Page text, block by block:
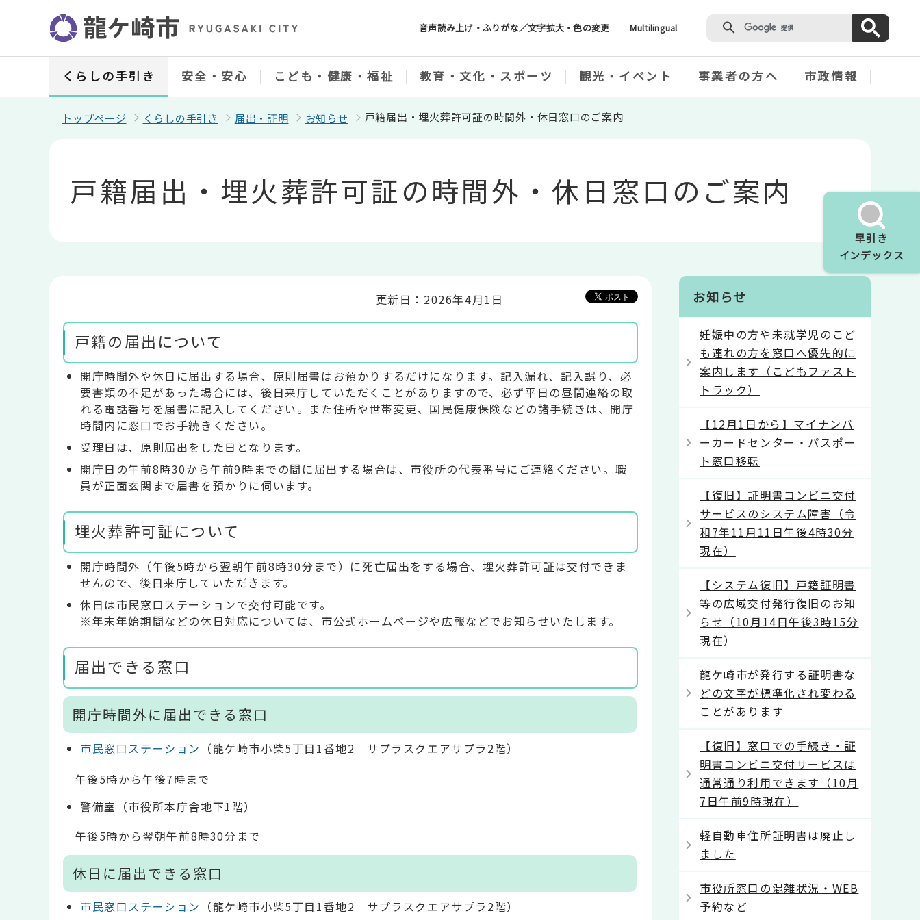
ジ
音声読み上げ・ふりがな／文字拡大・色の変更 Multilingual
早引き
インデックス
くらしの手引き 安全・安心 こども・健康・福祉 教育・文化・スポーツ 観光・イベント 事業者の方へ 市政情報
トップページ くらしの手引き 届出・証明 お知らせ 戸籍届出・埋火葬許可証の時間外・休日窓口のご案内
戸籍届出・埋火葬許可証の時間外・休日窓口のご案内
更新日：2026年4月1日
戸籍の届出について
開庁時間外や休日に届出する場合、原則届書はお預かりするだけになります。記入漏れ、記入誤り、必
要書類の不足があった場合には、後日来庁していただくことがありますので、必ず平日の昼間連絡の取
れる電話番号を届書に記入してください。また住所や世帯変更、国民健康保険などの諸手続きは、開庁
時間内に窓口でお手続きください。
受理日は、原則届出をした日となります。
開庁日の午前8時30から午前9時までの間に届出する場合は、市役所の代表番号にご連絡ください。職
員が正面玄関まで届書を預かりに伺います。
埋火葬許可証について
開庁時間外（午後5時から翌朝午前8時30分まで）に死亡届出をする場合、埋火葬許可証は交付できま
せんので、後日来庁していただきます。
休日は市民窓口ステーションで交付可能です。
※年末年始期間などの休日対応については、市公式ホームページや広報などでお知らせいたします。
届出できる窓口
開庁時間外に届出できる窓口
市民窓口ステーション （龍ケ崎市小柴5丁目1番地2 サプラスクエアサプラ2階）
午後5時から午後7時まで
警備室（市役所本庁舎地下1階）
午後5時から翌朝午前8時30分まで
休日に届出できる窓口
市民窓口ステーション （龍ケ崎市小柴5丁目1番地2 サプラスクエアサプラ2階）
お知らせ
妊娠中の方や未就学児のこど
も連れの方を窓口へ優先的に
案内します（こどもファスト
トラック）
【12月1日から】マイナンバ
ーカードセンター・パスポー
ト窓口移転
【復旧】証明書コンビニ交付
サービスのシステム障害（令
和7年11月11日午後4時30分
現在）
【システム復旧】戸籍証明書
等の広域交付発行復旧のお知
らせ（10月14日午後3時15分
現在）
龍ケ崎市が発行する証明書な
どの文字が標準化され変わる
ことがあります
【復旧】窓口での手続き・証
明書コンビニ交付サービスは
通常通り利用できます（10月
7日午前9時現在）
軽自動車住所証明書は廃止し
ました
市役所窓口の混雑状況・WEB
予約など